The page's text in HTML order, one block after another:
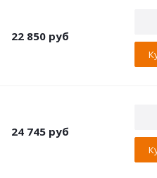
22 850 руб
24 745 руб